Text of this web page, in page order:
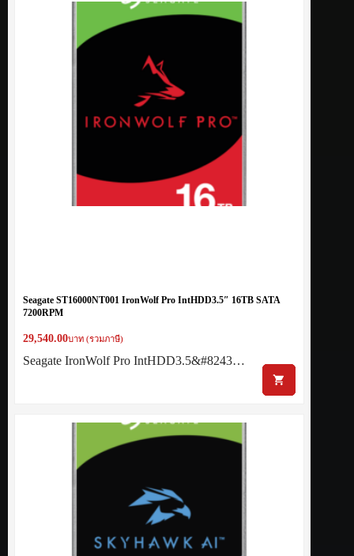
Seagate ST16000NT001 IronWolf Pro IntHDD3.5″ 16TB SATA
7200RPM
29,540.00บาท (รวมภาษี)
Seagate IronWolf Pro IntHDD3.5&#8243…